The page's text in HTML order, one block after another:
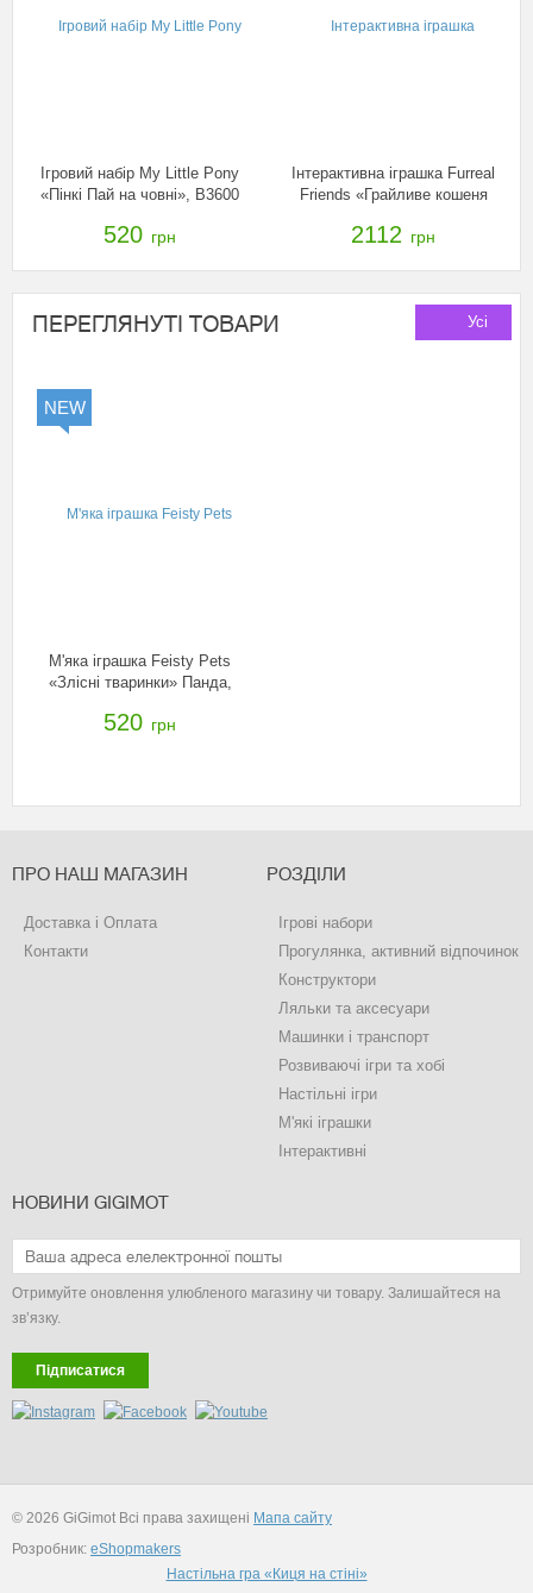
Ігровий набір My Little Pony
«Пінкі Пай на човні», B3600
520 грн
Інтерактивна іграшка Furreal
Friends «Грайливе кошеня
2112 грн
ПЕРЕГЛЯНУТІ ТОВАРИ Усі
NEW
М'яка іграшка Feisty Pets
«Злісні тваринки» Панда,
520 грн
ПРО НАШ МАГАЗИН
Доставка і Оплата
Контакти
РОЗДІЛИ
Ігрові набори
Прогулянка, активний відпочинок
Конструктори
Ляльки та аксесуари
Машинки і транспорт
Розвиваючі ігри та хобі
Настільні ігри
М'які іграшки
Інтерактивні
НОВИНИ GIGIMOT
Отримуйте оновлення улюбленого магазину чи товару. Залишайтеся на
зв’язку.
Підписатися
© 2026 GiGimot Всі права захищені Мапа сайту
Розробник: eShopmakers
Настільна гра «Киця на стіні»